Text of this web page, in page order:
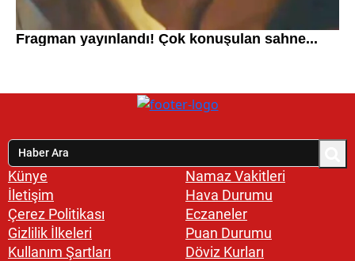
Künye
İletişim
Çerez Politikası
Gizlilik İlkeleri
Kullanım Şartları
Namaz Vakitleri
Hava Durumu
Eczaneler
Puan Durumu
Döviz Kurları